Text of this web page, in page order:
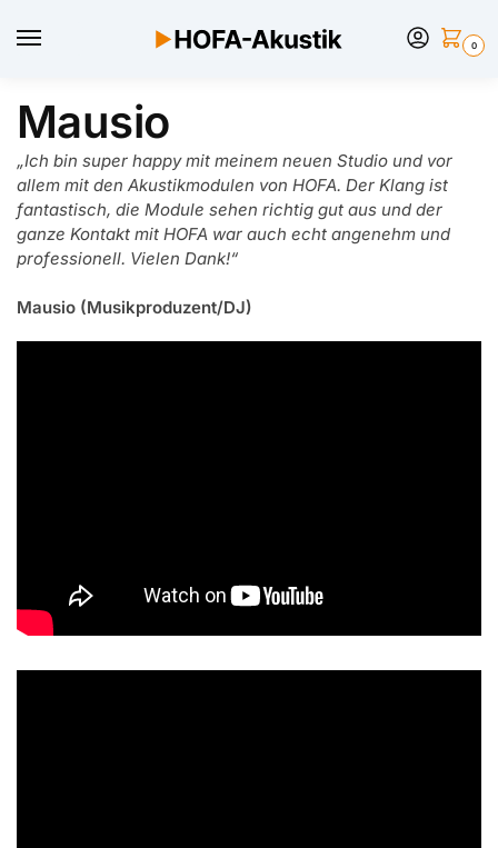
0
Mausio
„Ich bin super happy mit meinem neuen Studio und vor
allem mit den Akustikmodulen von HOFA. Der Klang ist
fantastisch, die Module sehen richtig gut aus und der
ganze Kontakt mit HOFA war auch echt angenehm und
professionell. Vielen Dank!“
Mausio (Musikproduzent/DJ)